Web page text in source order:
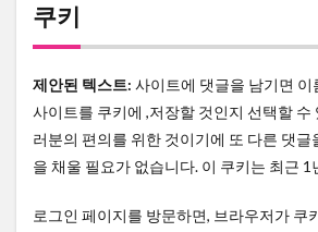
쿠키
제안된 텍스트: 사이트에 댓글을 남기면 이
사이트를 쿠키에 ,저장할 것인지 선택할 수
러분의 편의를 위한 것이기에 또 다른 댓글
을 채울 필요가 없습니다. 이 쿠키는 최근 1
로그인 페이지를 방문하면, 브라우저가 쿠